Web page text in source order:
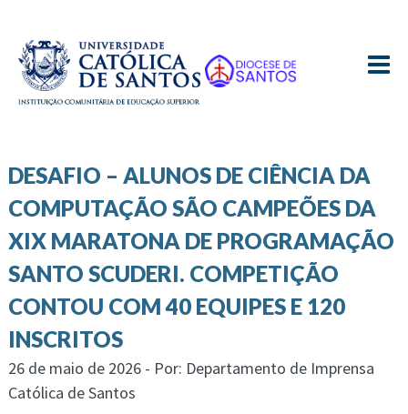
≡
DESAFIO – ALUNOS DE CIÊNCIA DA
COMPUTAÇÃO SÃO CAMPEÕES DA
XIX MARATONA DE PROGRAMAÇÃO
SANTO SCUDERI. COMPETIÇÃO
CONTOU COM 40 EQUIPES E 120
INSCRITOS
26 de maio de 2026 - Por: Departamento de Imprensa
Católica de Santos